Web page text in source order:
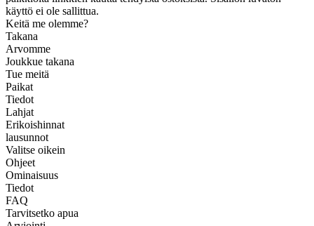
käyttö ei ole sallittua.
Keitä me olemme?
Takana
Arvomme
Joukkue takana
Tue meitä
Paikat
Tiedot
Lahjat
Erikoishinnat
lausunnot
Valitse oikein
Ohjeet
Ominaisuus
Tiedot
FAQ
Tarvitsetko apua